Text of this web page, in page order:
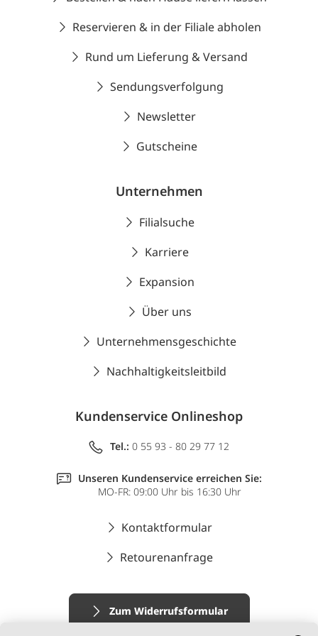
Reservieren & in der Filiale abholen
Rund um Lieferung & Versand
Sendungsverfolgung
Newsletter
Gutscheine
Unternehmen
Filialsuche
Karriere
Expansion
Über uns
Unternehmensgeschichte
Nachhaltigkeitsleitbild
Kundenservice Onlineshop
Tel.: 0 55 93 - 80 29 77 12
Unseren Kundenservice erreichen Sie:
MO-FR: 09:00 Uhr bis 16:30 Uhr
Kontaktformular
Retourenanfrage
Zum Widerrufsformular